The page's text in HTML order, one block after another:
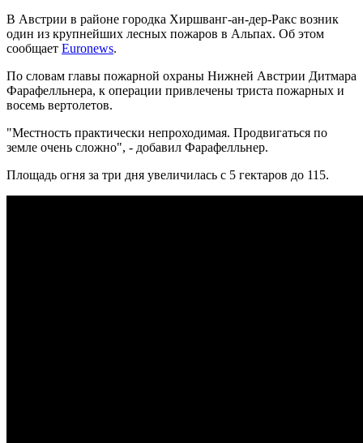
В Австрии в районе городка Хиршванг-ан-дер-Ракс возник
один из крупнейших лесных пожаров в Альпах. Об этом
сообщает Euronews.
По словам главы пожарной охраны Нижней Австрии Дитмара
Фарафелльнера, к операции привлечены триста пожарных и
восемь вертолетов.
"Местность практически непроходимая. Продвигаться по
земле очень сложно", - добавил Фарафелльнер.
Площадь огня за три дня увеличилась с 5 гектаров до 115.